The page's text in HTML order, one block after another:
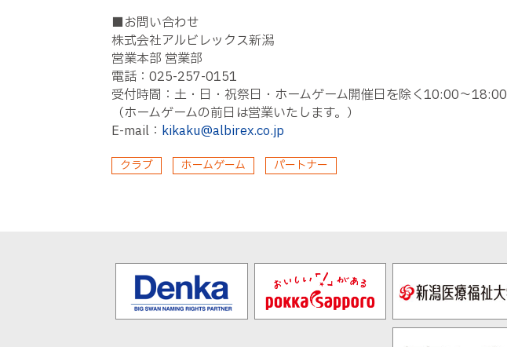
■お問い合わせ
株式会社アルビレックス新潟
営業本部 営業部
電話：025-257-0151
受付時間：土・日・祝祭日・ホームゲーム開催日を除く10:00～18:00
（ホームゲームの前日は営業いたします。）
E-mail： kikaku@albirex.co.jp
クラブ ホームゲーム パートナー